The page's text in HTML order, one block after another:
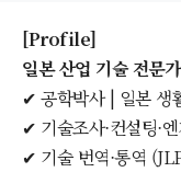
[Profile]
일본 산업 기술 전문가
✔ 공학박사 | 일본 생
✔ 기술조사·컨설팅·
✔ 기술 번역·통역